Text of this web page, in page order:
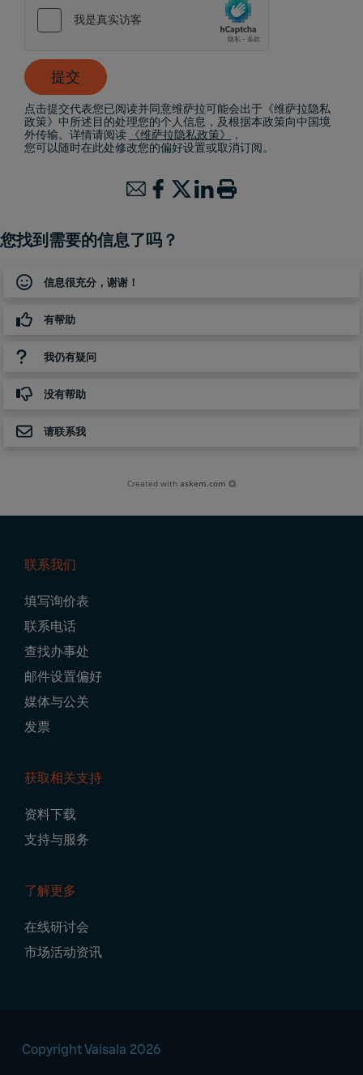
提交
点击提交代表您已阅读并同意维萨拉可能会出于《维萨拉隐私
政策》中所述目的处理您的个人信息，及根据本政策向中国境
外传输。详情请阅读 《维萨拉隐私政策》
，
您可以随时在此处修改您的偏好设置或取消订阅。
您找到需要的信息了吗？
信息很充分，谢谢！
有帮助
我仍有疑问
没有帮助
请联系我
Created withaskem.com
Navigation
联系我们
填写询价表
联系电话
查找办事处
邮件设置偏好
媒体与公关
发票
获取相关支持
资料下载
支持与服务
了解更多
在线研讨会
市场活动资讯
Copyright Vaisala 2026